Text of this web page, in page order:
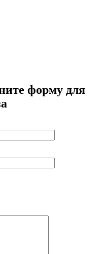
форму для